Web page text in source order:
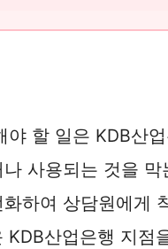
할 일은 KDB산
사용되는 것을
하여 상담원에게
산업은행 지